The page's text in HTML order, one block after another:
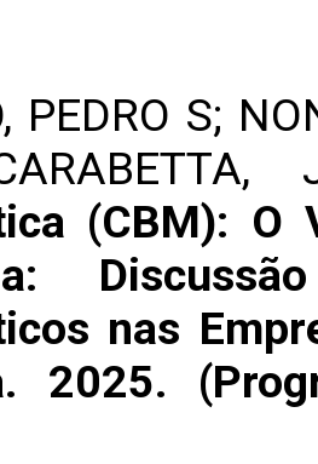
PEDRO S;
(CBM): O
nas
2025.